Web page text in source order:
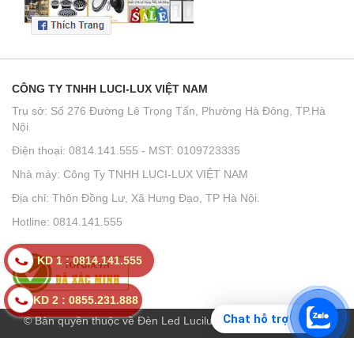
CÔNG TY TNHH LUCI-LUX VIỆT NAM
Trụ sở: Số 276 Đường Lê Trọng Tấn, Phường Hà Đông, TP.Hà
Nội
Điện thoại: 0814.141.555 - MST: 0109723335
Nhà máy: Công Ty TNHH LUCI-LUX VIỆT NAM
Địa chỉ: Thôn Đồng Lư, Xã Hưng Đạo, TP Hà Nội.
Hotline: 0814.141.555
© Bản quyền thuộc về Đèn Led Lucilux
KD 2 : 0855.231.888
KD 1 : 0814.141.555
Chat hỗ trợ